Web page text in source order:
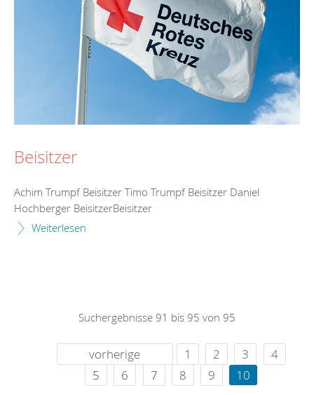
Beisitzer
Achim Trumpf Beisitzer Timo Trumpf Beisitzer Daniel
Hochberger BeisitzerBeisitzer
Weiterlesen
Suchergebnisse 91 bis 95 von 95
vorherige 1 2 3
4
5
6 7 8 9 10